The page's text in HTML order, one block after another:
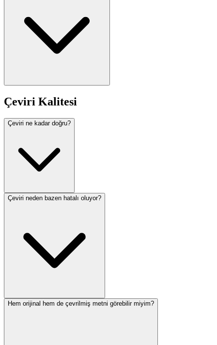
Çeviri Kalitesi
Çeviri ne kadar doğru?
Çeviri neden bazen hatalı oluyor?
Hem orijinal hem de çevrilmiş metni görebilir miyim?